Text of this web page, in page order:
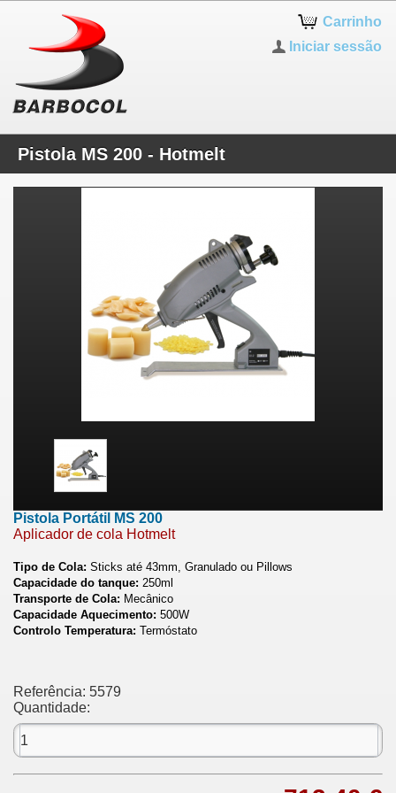
Carrinho
Iniciar sessão
Pistola MS 200 - Hotmelt
Pistola Portátil MS 200
Aplicador de cola Hotmelt
Tipo de Cola: Sticks até 43mm, Granulado ou Pillows
Capacidade do tanque: 250ml
Transporte de Cola: Mecânico
Capacidade Aquecimento: 500W
Controlo Temperatura: Termóstato
Referência: 5579
Quantidade: